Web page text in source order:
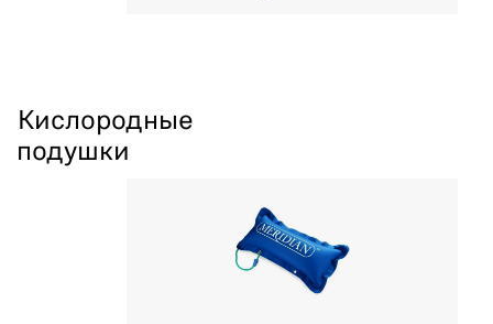
Кислородные
подушки